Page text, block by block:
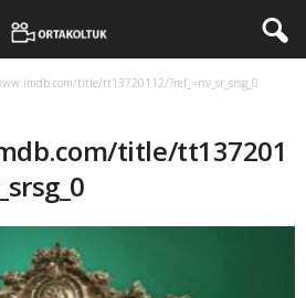
title/tt13720112/?ref_=nv_sr_srsg_0
title/tt137201